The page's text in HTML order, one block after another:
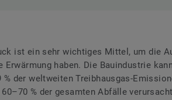
ist ein sehr wichtiges Mittel, um die
Erwärmung haben. Die Bauindustrie
% der weltweiten Treibhausgas-
% der gesamten Abfälle